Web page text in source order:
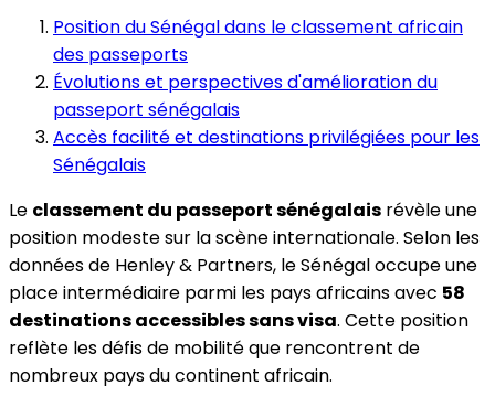
Position du Sénégal dans le classement africain
des passeports
Évolutions et perspectives d'amélioration du
passeport sénégalais
Accès facilité et destinations privilégiées pour les
Sénégalais
Le classement du passeport sénégalais révèle une
position modeste sur la scène internationale. Selon les
données de Henley & Partners, le Sénégal occupe une
place intermédiaire parmi les pays africains avec 58
destinations accessibles sans visa. Cette position
reflète les défis de mobilité que rencontrent de
nombreux pays du continent africain.